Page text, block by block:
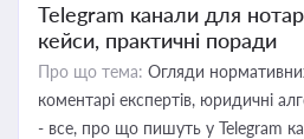
Telegram канали для
кейси, практичні поради
Про що тема: Огляди
коментарі експертів, юридичні
- все, про що пишуть у Telegram